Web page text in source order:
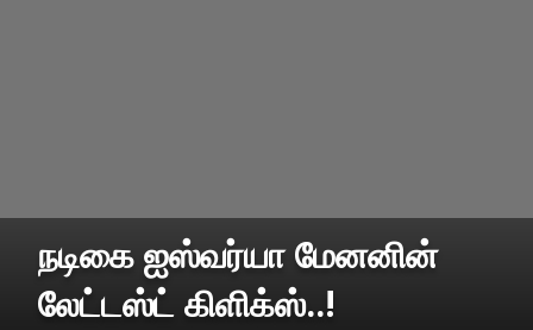
நடிகை ஐஸ்வர்யா மேனனின்
லேட்டஸ்ட் கிளிக்ஸ்..!